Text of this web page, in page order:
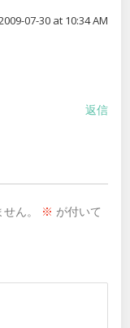
07-30 at 10:34 AM
返信
ん。 ※ が付いて